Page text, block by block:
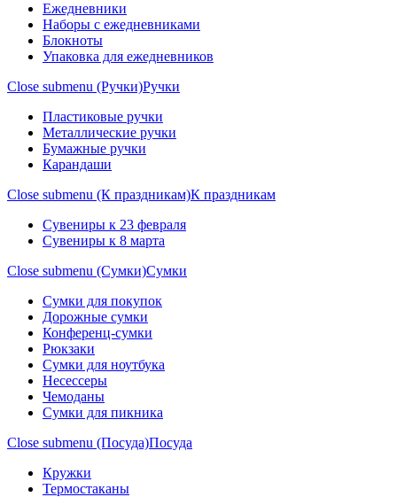
Ежедневники
Наборы с ежедневниками
Блокноты
Упаковка для ежедневников
Close submenu (Ручки)Ручки
Пластиковые ручки
Металлические ручки
Бумажные ручки
Карандаши
Close submenu (К праздникам)К праздникам
Сувениры к 23 февраля
Сувениры к 8 марта
Close submenu (Сумки)Сумки
Сумки для покупок
Дорожные сумки
Конференц-сумки
Рюкзаки
Сумки для ноутбука
Несессеры
Чемоданы
Сумки для пикника
Close submenu (Посуда)Посуда
Кружки
Термостаканы